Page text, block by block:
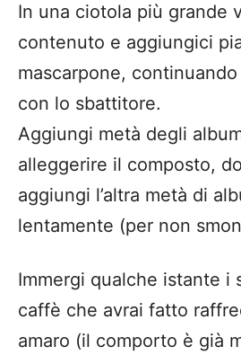
In una ciotola più grande
contenuto e aggiungici
mascarpone,
con lo sbattitore.
Aggiungi metà degli
alleggerire il composto,
aggiungi l’altra metà di
lentamente (per non
Immergi qualche istante i
caffè che avrai fatto
amaro (il comporto è già